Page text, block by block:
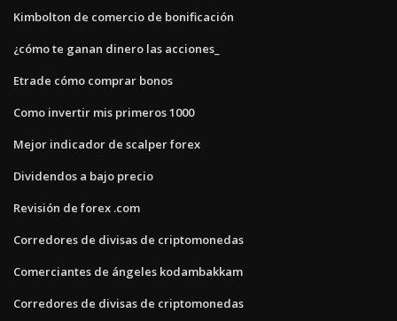
Kimbolton de comercio de bonificación
¿cómo te ganan dinero las acciones_
Etrade cómo comprar bonos
Como invertir mis primeros 1000
Mejor indicador de scalper forex
Dividendos a bajo precio
Revisión de forex .com
Corredores de divisas de criptomonedas
Comerciantes de ángeles kodambakkam
Corredores de divisas de criptomonedas